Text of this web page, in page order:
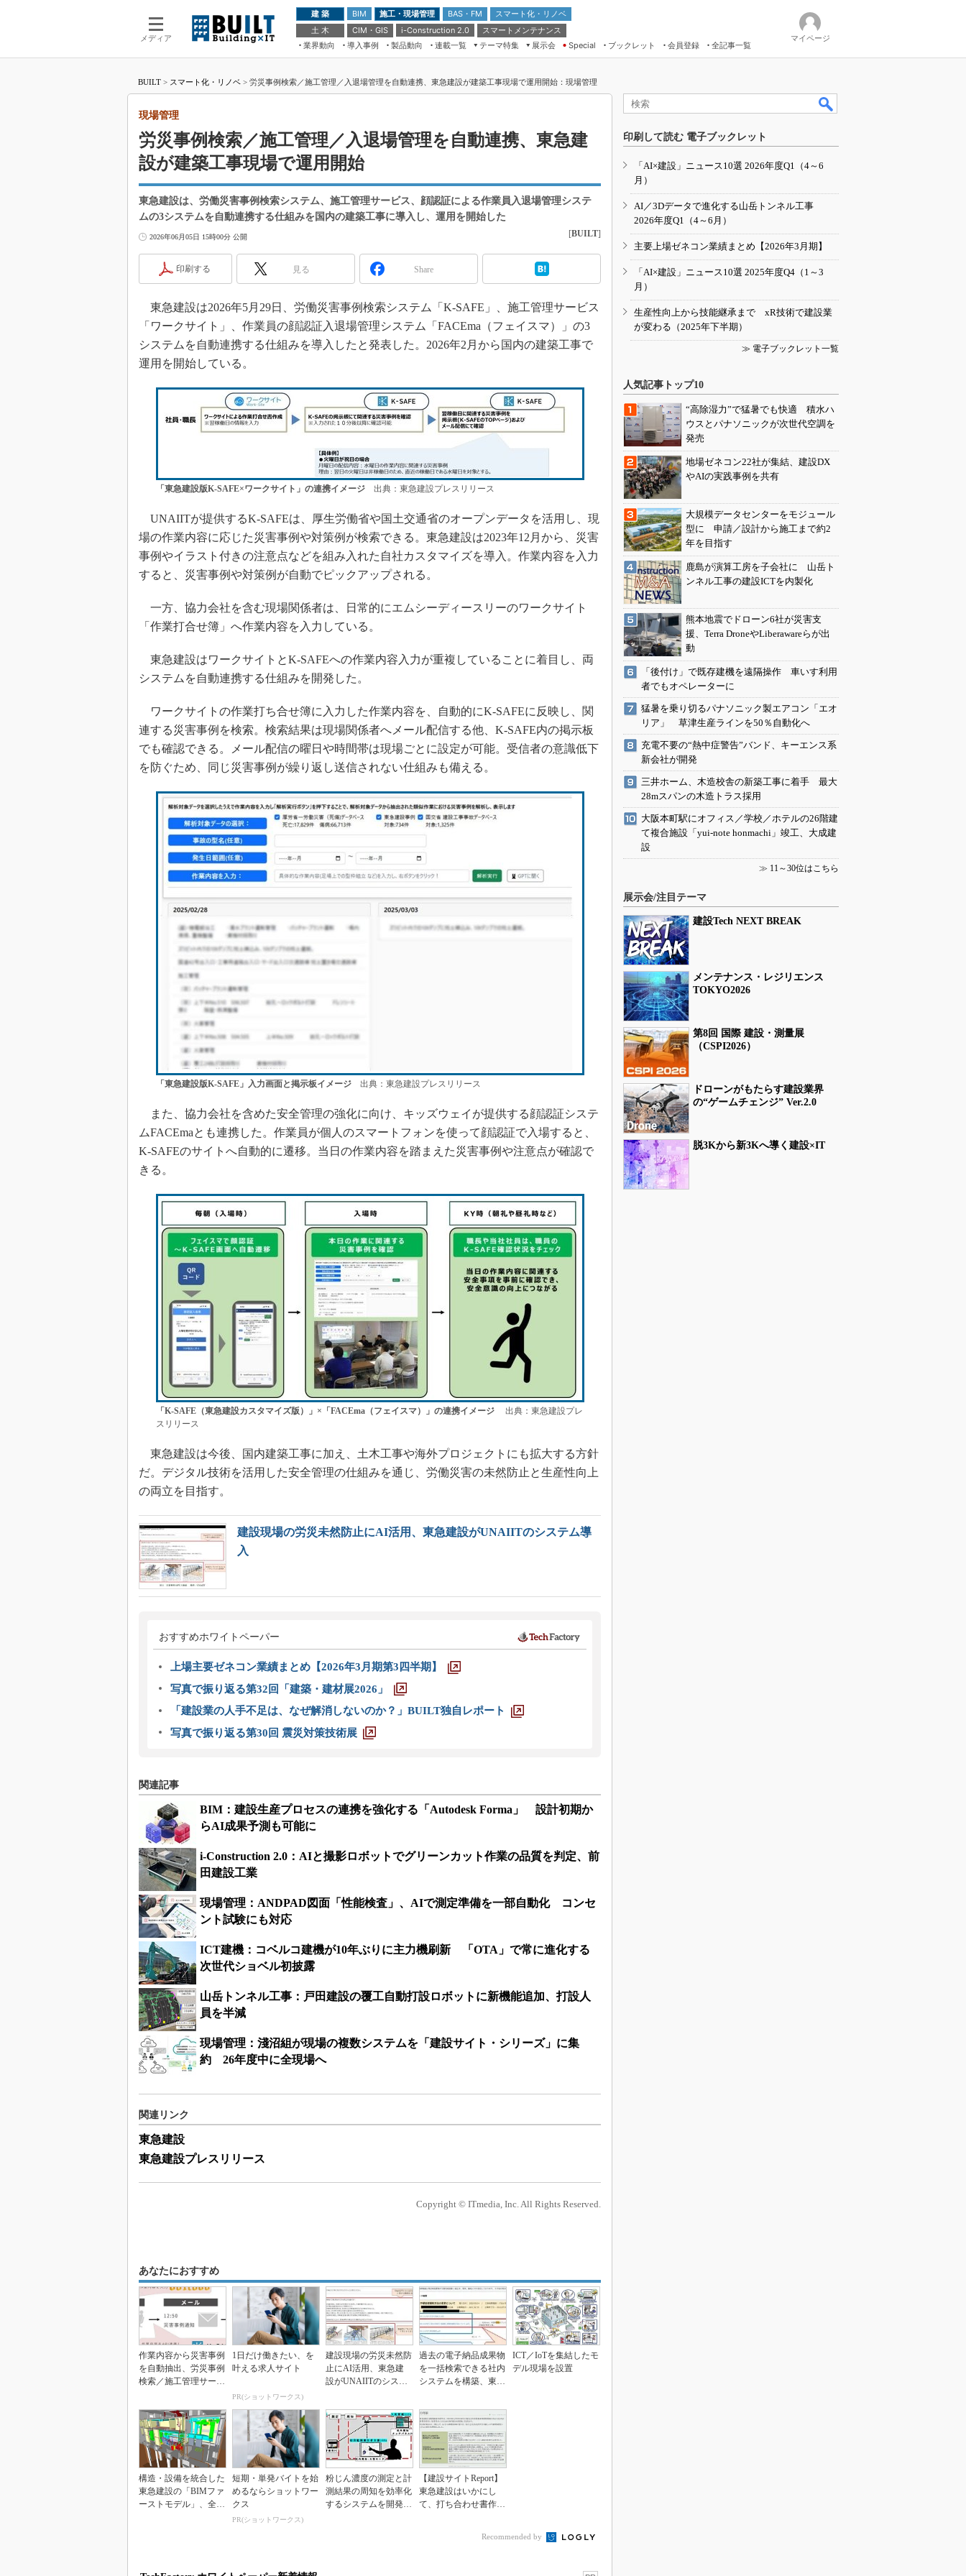
メディア
建 築 BIM 施工・現場管理 BAS・FM
スマート化・リノベ
土 木
CIM・GIS i-Construction 2.0
スマートメンテナンス
業界動向
導入事例 製品動向 連載一覧
テーマ特集
ドローンがもたらす建設業界の“ゲー
ムチェンジ” Ver.2.0
“Society5.0”時代のスマートビル
VR／ARが描くモノづくりのミライ
展示会
第8回 国際 建設・測量展
築・土木・不動産の先端技術展－
メンテナンス・レジリエンスOSAKA
日本 ものづくりワールド 2020
IGAS2018
Special ブックレット 会員登録 全記事一覧
マイページ
BUILT > スマート化・リノベ > 労災事例検索／施工管理／入退場管理を自動連携、東急建設が建築工事現場で運用開始：現場管理
労災事例検索／施工管理／入退場管理を自動連携、東急建
設が建築工事現場で運用開始
現場管理
東急建設は、労働災害事例検索システム、施工管理サービス、顔認証による作業員入退場管理システ
ムの3システムを自動連携する仕組みを国内の建築工事に導入し、運用を開始した
2026年06月05日 15時00分 公開 [BUILT]
印刷する 見る Share
東急建設は2026年5月29日、労働災害事例検索システム「K-SAFE」、施工管理サービス
「ワークサイト」、作業員の顔認証入退場管理システム「FACEma（フェイスマ）」の3
システムを自動連携する仕組みを導入したと発表した。2026年2月から国内の建築工事で
運用を開始している。
「東急建設版K-SAFE×ワークサイト」の連携イメージ出典：東急建設プレスリリース
UNAIITが提供するK-SAFEは、厚生労働省や国土交通省のオープンデータを活用し、現
場の作業内容に応じた災害事例や対策例が検索できる。東急建設は2023年12月から、災害
事例やイラスト付きの注意点などを組み入れた自社カスタマイズを導入。作業内容を入力
すると、災害事例や対策例が自動でピックアップされる。
一方、協力会社を含む現場関係者は、日常的にエムシーディースリーのワークサイト
「作業打合せ簿」へ作業内容を入力している。
東急建設はワークサイトとK-SAFEへの作業内容入力が重複していることに着目し、両
システムを自動連携する仕組みを開発した。
ワークサイトの作業打ち合せ簿に入力した作業内容を、自動的にK-SAFEに反映し、関
連する災害事例を検索。検索結果は現場関係者へメール配信する他、K-SAFE内の掲示板
でも確認できる。メール配信の曜日や時間帯は現場ごとに設定が可能。受信者の意識低下
を防ぐため、同じ災害事例が繰り返し送信されない仕組みも備える。
「東急建設版K-SAFE」入力画面と掲示板イメージ出典：東急建設プレスリリース
また、協力会社を含めた安全管理の強化に向け、キッズウェイが提供する顔認証システ
ムFACEmaとも連携した。作業員が個人のスマートフォンを使って顔認証で入場すると、
K-SAFEのサイトへ自動的に遷移。当日の作業内容を踏まえた災害事例や注意点が確認で
きる。
「K-SAFE（東急建設カスタマイズ版）」×「FACEma（フェイスマ）」の連携イメージ
出典：東急建設プレ
スリリース
東急建設は今後、国内建築工事に加え、土木工事や海外プロジェクトにも拡大する方針
だ。デジタル技術を活用した安全管理の仕組みを通じ、労働災害の未然防止と生産性向上
の両立を目指す。
建設現場の労災未然防止にAI活用、東急建設がUNAIITのシステム導
入
おすすめホワイトペーパー
上場主要ゼネコン業績まとめ【2026年3月期第3四半期】
写真で振り返る第32回「建築・建材展2026」
「建設業の人手不足は、なぜ解消しないのか？」BUILT独自レポート
写真で振り返る第30回 震災対策技術展
関連記事
BIM：建設生産プロセスの連携を強化する「Autodesk Forma」 設計初期か
らAI成果予測も可能に
i-Construction 2.0：AIと撮影ロボットでグリーンカット作業の品質を判定、前
田建設工業
現場管理：ANDPAD図面「性能検査」、AIで測定準備を一部自動化 コンセ
ント試験にも対応
ICT建機：コベルコ建機が10年ぶりに主力機刷新 「OTA」で常に進化する
次世代ショベル初披露
山岳トンネル工事：戸田建設の覆工自動打設ロボットに新機能追加、打設人
員を半減
現場管理：淺沼組が現場の複数システムを「建設サイト・シリーズ」に集
約 26年度中に全現場へ
関連リンク
東急建設
東急建設プレスリリース
Copyright © ITmedia, Inc. All Rights Reserved.
あなたにおすすめ
作業内容から災害事例
を自動抽出、労災事例
検索／施工管理サービ
1日だけ働きたい、を
叶える求人サイト
PR(ショットワークス)
建設現場の労災未然防
止にAI活用、東急建
設がUNAIITのシステ
過去の電子納品成果物
を一括検索できる社内
システムを構築、東急
ICT／IoTを集結したモ
デル現場を設置
構造・設備を統合した
東急建設の「BIMファ
ーストモデル」、全作
短期・単発バイトを始
めるならショットワー
クス
PR(ショットワークス)
粉じん濃度の測定と計
測結果の周知を効率化
するシステムを開発、
【建設サイトReport】
東急建設はいかにし
て、打ち合わせ書作成
Recommended by
印刷して読む 電子ブックレット
「AI×建設」ニュース10選 2026年度Q1（4～6
月）
AI／3Dデータで進化する山岳トンネル工事
2026年度Q1（4～6月）
主要上場ゼネコン業績まとめ【2026年3月期】
「AI×建設」ニュース10選 2025年度Q4（1～3
月）
生産性向上から技能継承まで xR技術で建設業
が変わる（2025年下半期）
≫ 電子ブックレット一覧
人気記事トップ10
“高除湿力”で猛暑でも快適 積水ハ
ウスとパナソニックが次世代空調を
発売
地場ゼネコン22社が集結、建設DX
やAIの実践事例を共有
大規模データセンターをモジュール
型に 申請／設計から施工まで約2
年を目指す
鹿島が演算工房を子会社に 山岳ト
ンネル工事の建設ICTを内製化
熊本地震でドローン6社が災害支
援、Terra DroneやLiberawareらが出
動
「後付け」で既存建機を遠隔操作 車いす利用
者でもオペレーターに
猛暑を乗り切るパナソニック製エアコン「エオ
リア」 草津生産ラインを50％自動化へ
充電不要の“熱中症警告”バンド、キーエンス系
新会社が開発
三井ホーム、木造校舎の新築工事に着手 最大
28mスパンの木造トラス採用
大阪本町駅にオフィス／学校／ホテルの26階建
て複合施設「yui-note honmachi」竣工、大成建
設
≫ 11～30位はこちら
展示会/注目テーマ
建設Tech NEXT BREAK
メンテナンス・レジリエンス
TOKYO2026
第8回 国際 建設・測量展
（CSPI2026）
ドローンがもたらす建設業界
の“ゲームチェンジ” Ver.2.0
脱3Kから新3Kへ導く建設×IT